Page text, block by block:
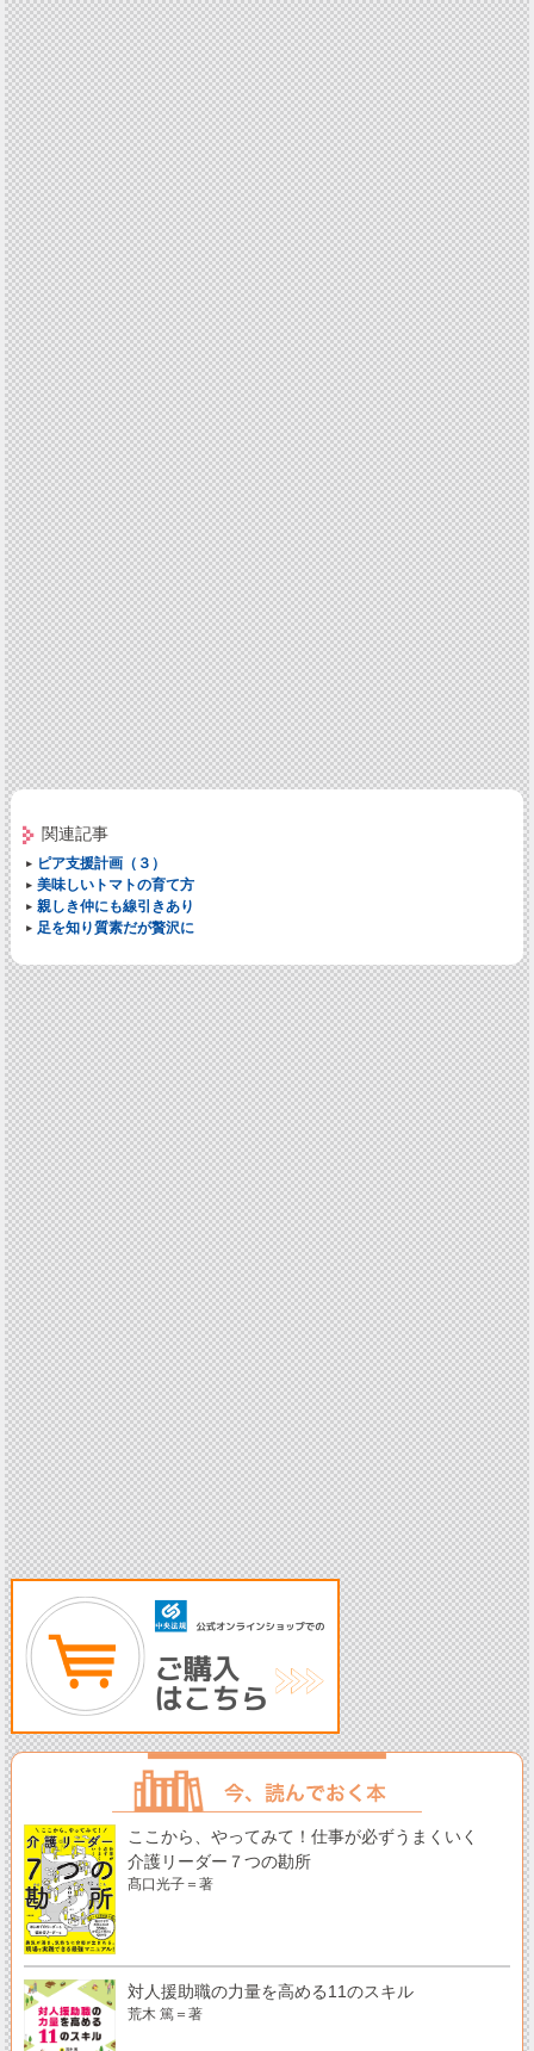
関連記事
ピア支援計画（３）
美味しいトマトの育て方
親しき仲にも線引きあり
足を知り質素だが贅沢に
ここから、やってみて！仕事が必ずうまくいく
介護リーダー７つの勘所
髙口光子＝著
対人援助職の力量を高める11のスキル
荒木 篤＝著